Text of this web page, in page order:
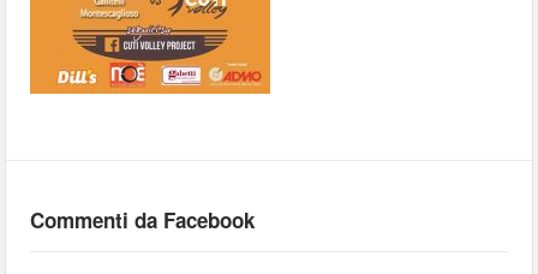
Commenti da Facebook